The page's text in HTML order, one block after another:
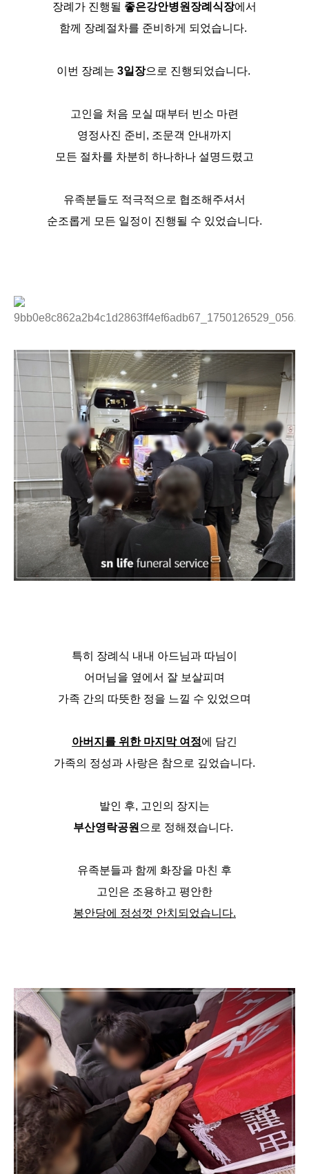
장례가 진행될 좋은강안병원장례식장에서
함께 장례절차를 준비하게 되었습니다.
이번 장례는 3일장으로 진행되었습니다.
고인을 처음 모실 때부터 빈소 마련
영정사진 준비, 조문객 안내까지
모든 절차를 차분히 하나하나 설명드렸고
유족분들도 적극적으로 협조해주셔서
순조롭게 모든 일정이 진행될 수 있었습니다.
특히 장례식 내내 아드님과 따님이
어머님을 옆에서 잘 보살피며
가족 간의 따뜻한 정을 느낄 수 있었으며
아버지를 위한 마지막 여정에 담긴
가족의 정성과 사랑은 참으로 깊었습니다.
발인 후, 고인의 장지는
부산영락공원 으로 정해졌습니다.
유족분들과 함께 화장을 마친 후
고인은 조용하고 평안한
봉안당에 정성껏 안치되었습니다.